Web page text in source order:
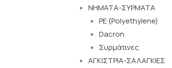
ΝΗΜΑΤΑ-ΣΥΡΜΑΤΑ
PE (Polyethylene)
Dacron
Συρμάτινες
ΑΓΚΙΣΤΡΙΑ-ΣΑΛΑΓΚΙΕΣ